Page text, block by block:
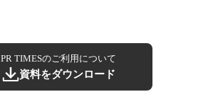
PR TIMESのご利用について
資料をダウンロード